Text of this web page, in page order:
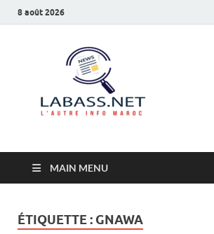
8 août 2026
MAIN MENU
ÉTIQUETTE : GNAWA